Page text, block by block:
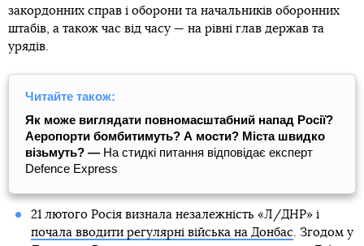
закордонних справ і оборони та начальників оборонних
штабів, а також час від часу — на рівні глав держав та
урядів.
Читайте також:
Як може виглядати повномасштабний напад Росії?
Аеропорти бомбитимуть? А мости? Міста швидко
візьмуть? — На стидкі питання відповідає експерт
Defence Express
21 лютого Росія визнала незалежність «Л/ДНР» і
почала вводити регулярні війська на Донбас. Згодом у